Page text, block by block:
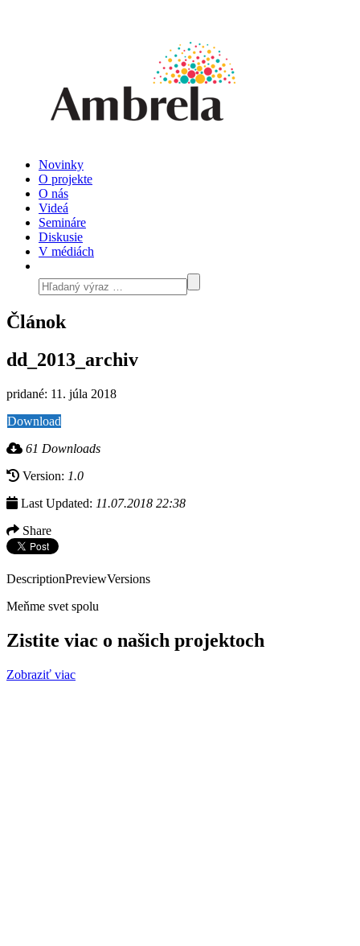
Novinky
O projekte
O nás
Videá
Semináre
Diskusie
V médiách
Článok
dd_2013_archiv
pridané: 11. júla 2018
Download
61 Downloads
Version: 1.0
Last Updated: 11.07.2018 22:38
Share
DescriptionPreviewVersions
Meňme svet spolu
Zistite viac o našich projektoch
Zobraziť viac